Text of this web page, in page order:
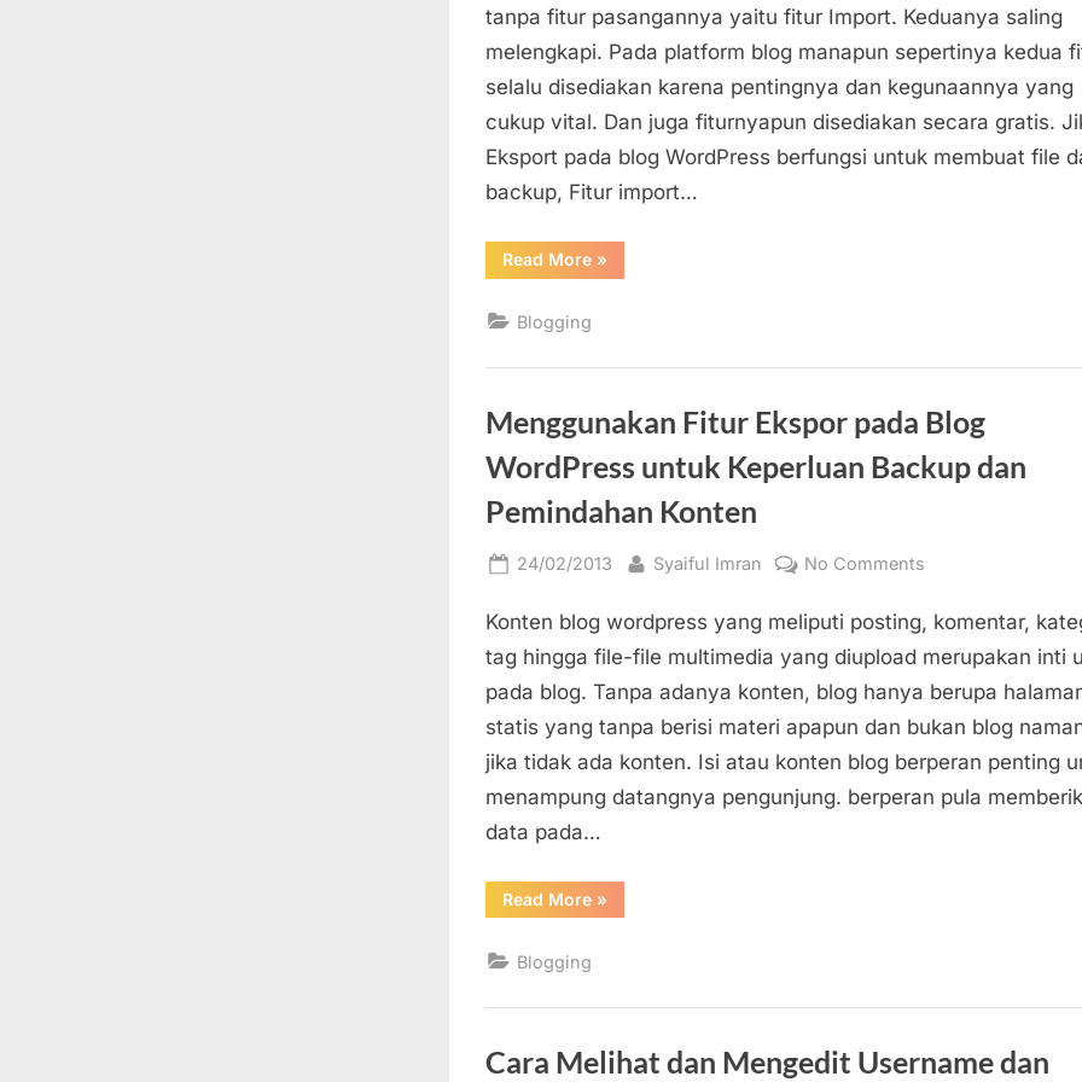
Fitur/Plugin
Import
Tujuan
untuk
tanpa fitur pasangannya yaitu fitur Import. Keduanya saling
melengkapi. Pada platform blog manapun sepertinya kedua
selalu disediakan karena pentingnya dan kegunaannya yang
cukup vital. Dan juga fiturnyapun disediakan secara gratis.
Eksport pada blog WordPress berfungsi untuk membuat file
backup, Fitur import…
Read More“Cara
Pengoptimalan
Restore
Konten”
»
Blogging
Menggunakan Fitur Ekspor pada Blog
WordPress untuk Keperluan Backup dan
Pemindahan Konten
Posted
24/02/2013 By
Syaiful Imran No Comments
Fitur
Ekspor
pada
Blog
WordPress
untuk
Keperluan
Konten blog wordpress yang meliputi posting, komentar,
tag hingga file-file multimedia yang diupload merupakan inti
pada blog. Tanpa adanya konten, blog hanya berupa
statis yang tanpa berisi materi apapun dan bukan blog
jika tidak ada konten. Isi atau konten blog berperan penting
menampung datangnya pengunjung. berperan pula
data pada…
Read More“Menggunakan
Fitur
dan
Pemindahan
»
Blogging
Cara Melihat dan Mengedit Username dan